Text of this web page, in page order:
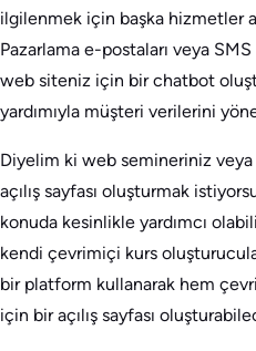
ilgilenmek için başka hizmetler
Pazarlama e-postaları veya
web siteniz için bir chatbot
yardımıyla müşteri verilerini
Diyelim ki web semineriniz
açılış sayfası oluşturmak
konuda kesinlikle yardımcı
kendi çevrimiçi kurs
bir platform kullanarak hem
için bir açılış sayfası